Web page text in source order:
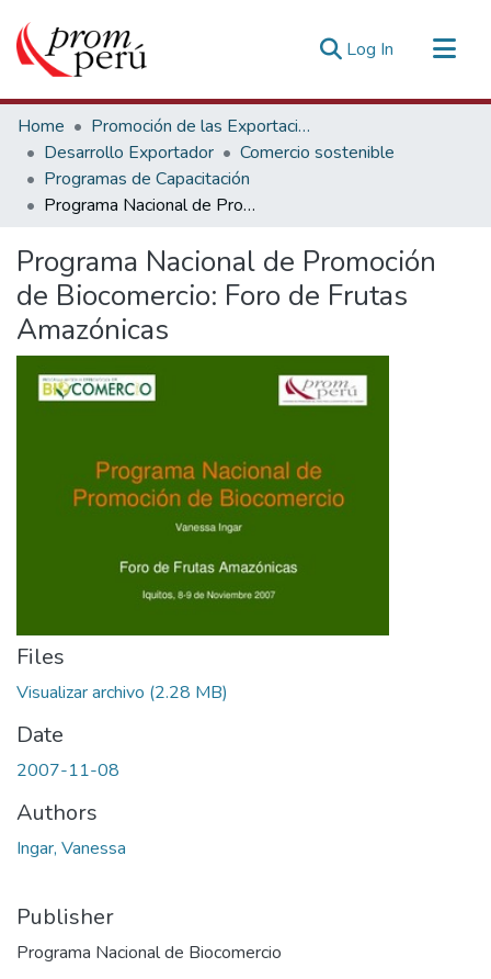
Log In (current)
Communities & Collections
All of DSpace
Statistics
Estadísticas Externas
Home
Promoción de las Exportaciones
Desarrollo Exportador
Comercio sostenible
Programas de Capacitación
Programa Nacional de Promoción de Biocomercio: Foro de Frutas Amazónicas
Programa Nacional de Promoción
de Biocomercio: Foro de Frutas
Amazónicas
Files
Visualizar archivo (2.28 MB)
Date
2007-11-08
Authors
Ingar, Vanessa
Publisher
Programa Nacional de Biocomercio